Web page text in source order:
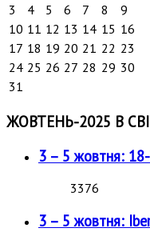
3
4 5 6 7 8
9
10 11 12 13 14 15 16
17 18 19 20 21 22 23
24 25 26 27 28 29 30
31
ЖОВТЕНЬ-2025 В
3 – 5 жовтня:
3376
3 – 5 жовтня: